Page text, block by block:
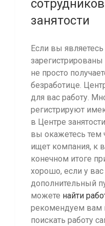
занятости
Если вы
не просто
безработице.
для вас работу.
регистрируют
в Центре
вы окажетесь тем
ищет компания, к
конечном итоге
хорошо, если у
дополнительный
можете найти
рекомендуем вам
поискать работу